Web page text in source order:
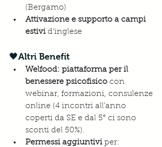
(Bergamo)
Attivazione e supporto a campi
estivi d’inglese
🖤Altri Benefit
Welfood: piattaforma per il
benessere psicofisico con
webinar, formazioni, consulenze
online (4 incontri all’anno
coperti da SE e dal 5° ci sono
sconti del 50%).
Permessi aggiuntivi per: